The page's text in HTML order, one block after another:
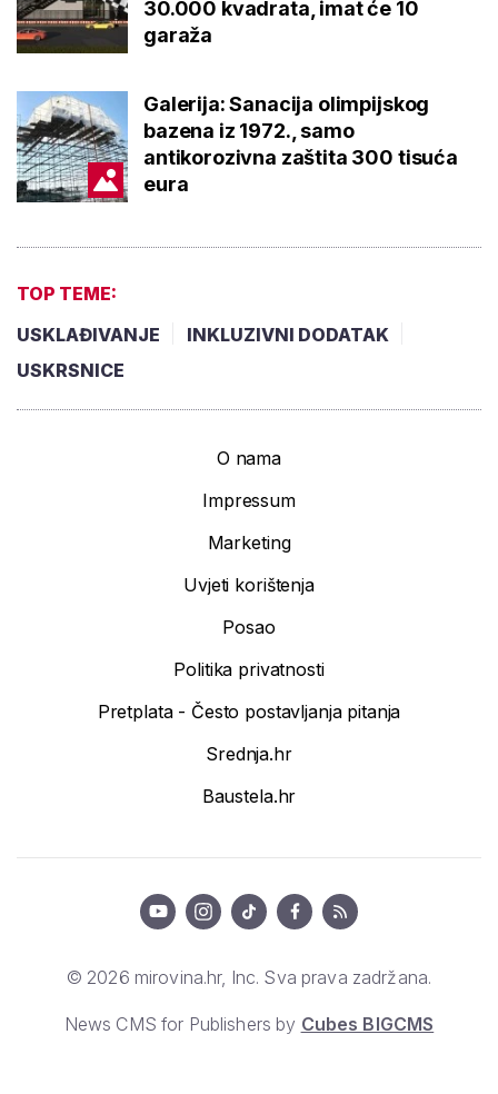
30.000 kvadrata, imat će 10
garaža
Galerija: Sanacija olimpijskog
bazena iz 1972., samo
antikorozivna zaštita 300 tisuća
eura
TOP TEME:
USKLAĐIVANJE
INKLUZIVNI DODATAK
USKRSNICE
O nama
Impressum
Marketing
Uvjeti korištenja
Posao
Politika privatnosti
Pretplata - Često postavljanja pitanja
Srednja.hr
Baustela.hr
© 2026 mirovina.hr, Inc. Sva prava zadržana.
News CMS for Publishers by Cubes BIGCMS